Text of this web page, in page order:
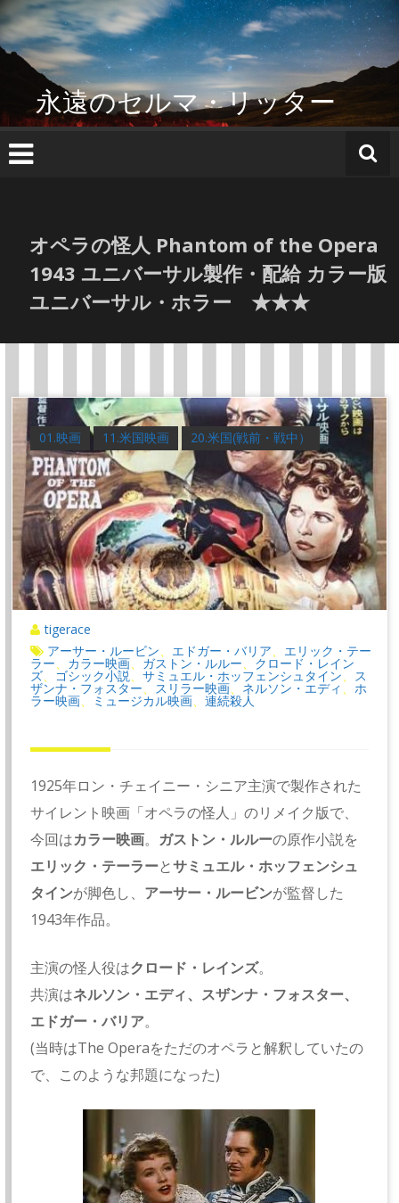
コ
ン
テ
へ
ス
キ
永遠のセルマ・リッター
オペラの怪人 Phantom of the Opera
1943 ユニバーサル製作・配給 カラー版
ユニバーサル・ホラー ★★★
01.映画 11.米国映画 20.米国(戦前・戦中）
tigerace
アーサー・ルービン
エドガー・バリア エリック・テー
ラー カラー映画 ガストン・ルルー クロード・レイン
ズ ゴシック小説 、サミュエル・ホッフェンシュタイン ス
ザンナ・フォスター スリラー映画 ネルソン・エディ ホ
ラー映画 ミュージカル映画 、連続殺人
1925年ロン・チェイニー・シニア主演で製作された
サイレント映画「オペラの怪人」のリメイク版で、
今回はカラー映画。 ガストン・ルルーの原作小説を
エリック・テーラーとサミュエル・ホッフェンシュ
タインが脚色し、 アーサー・ルービンが監督した
1943年作品。
主演の怪人役はクロード・レインズ。
共演はネルソン・エディ、スザンナ・フォスター、
エドガー・バリア。
(当時はThe Operaをただのオペラと解釈していたの
で、このような邦題になった)